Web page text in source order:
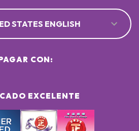
STATES ENGLISH
EXCELENTE
CON: